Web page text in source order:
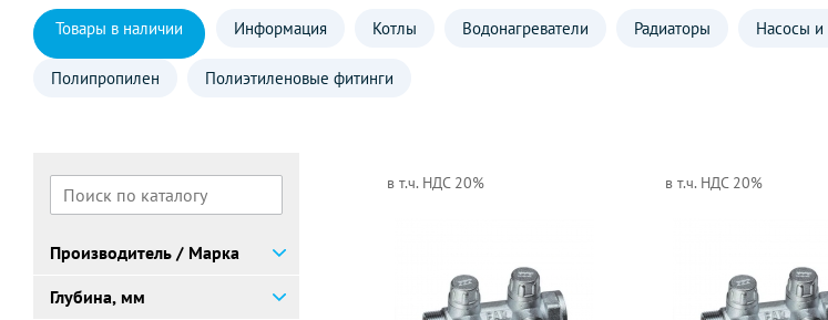
Товары в наличии Информация Котлы Водонагреватели Радиаторы Насосы и
Полипропилен Полиэтиленовые фитинги
Производитель / Марка
Глубина, мм
в т.ч. НДС 20% в т.ч. НДС 20%